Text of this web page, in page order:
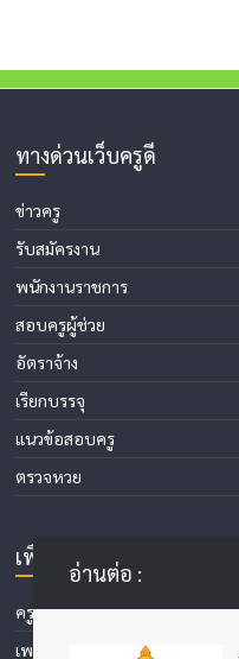
ทางด่วนเว็บครูดี
ข่าวครู
รับสมัครงาน
พนักงานราชการ
สอบครูผู้ช่วย
อัตราจ้าง
เรียกบรรจุ
แนวข้อสอบครู
ตรวจหวย
เพื่อนบ้าน
ครูไพโรจน์
เพชรบูรณ์ออนไลน์
อ่านต่อ :